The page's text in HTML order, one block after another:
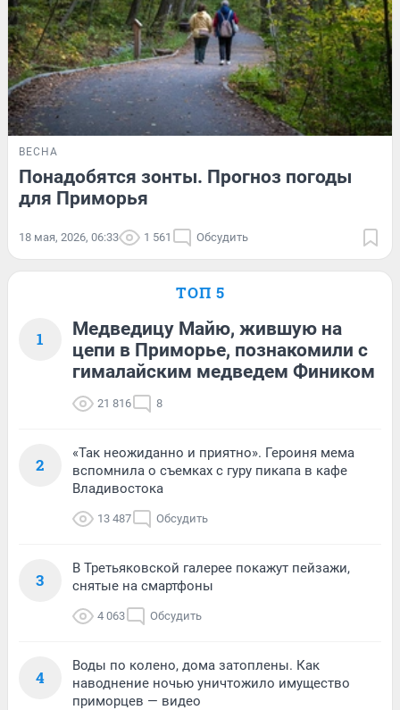
ВЕСНА
Понадобятся зонты. Прогноз погоды
для Приморья
18 мая, 2026, 06:33 1 561 Обсудить
ТОП 5
1
Медведицу Майю, жившую на
цепи в Приморье, познакомили с
гималайским медведем Фиником
21 816 8
2
«Так неожиданно и приятно». Героиня мема
вспомнила о съемках с гуру пикапа в кафе
Владивостока
13 487 Обсудить
3
В Третьяковской галерее покажут пейзажи,
снятые на смартфоны
4 063 Обсудить
4
Воды по колено, дома затоплены. Как
наводнение ночью уничтожило имущество
приморцев — видео